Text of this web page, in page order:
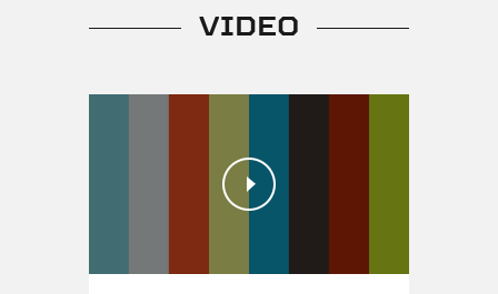
VIDEO